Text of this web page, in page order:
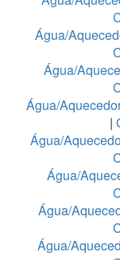
Água/
Água/
Água/
|
Água/
Água/
Água/
Água/